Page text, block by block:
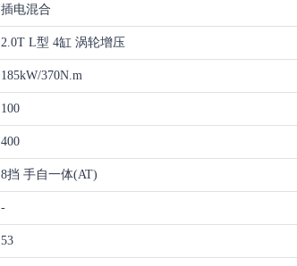
插电混合
2.0T L型 4缸 涡轮增压
185kW/370N.m
100
400
8挡 手自一体(AT)
-
53